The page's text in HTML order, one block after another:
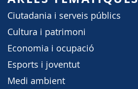
Ciutadania i serveis públics
Cultura i patrimoni
Economia i ocupació
Esports i joventut
Medi ambient